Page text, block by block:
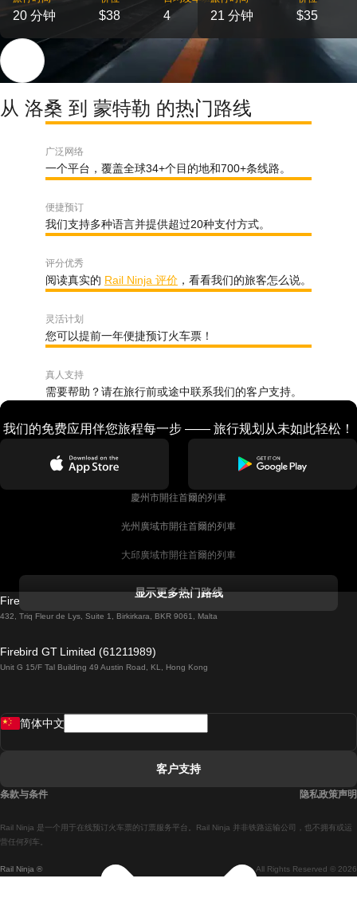
20 分钟 $38 4 21 分钟 $35
从 洛桑 到 蒙特勒 的热门路线
广泛网络
一个平台，覆盖全球34+个目的地和700+条线路。
便捷预订
我们支持多种语言并提供超过20种支付方式。
评分优秀
阅读真实的 Rail Ninja 评价 ，看看我们的旅客怎么说。
灵活计划
您可以提前一年便捷预订火车票！
真人支持
需要帮助？请在旅行前或途中联系我们的客户支持。
我们的免费应用伴您旅程每一步 —— 旅行规划从未如此轻松！
慶州市開往首爾的列車
光州廣域市開往首爾的列車
大邱廣域市開往首爾的列車
都柏林開往戈尔韦的列車
羅馬開往拿坡里的列車
馬德里開往巴塞罗那的列車
显示更多热门路线
Firebird GT Limited (OC 1451)
432, Triq Fleur de Lys, Suite 1, Birkirkara, BKR 9061, Malta
Firebird GT Limited (61211989)
Unit G 15/F Tal Building 49 Austin Road, KL, Hong Kong
Rail Ninja ® All Rights Reserved © 2026
Rail Ninja 是一个用于在线预订火车票的订票服务平台。Rail Ninja 并非铁路运输公司，也不拥有或运
营任何列车。
简体中文
客户支持
条款与条件 隐私政策声明